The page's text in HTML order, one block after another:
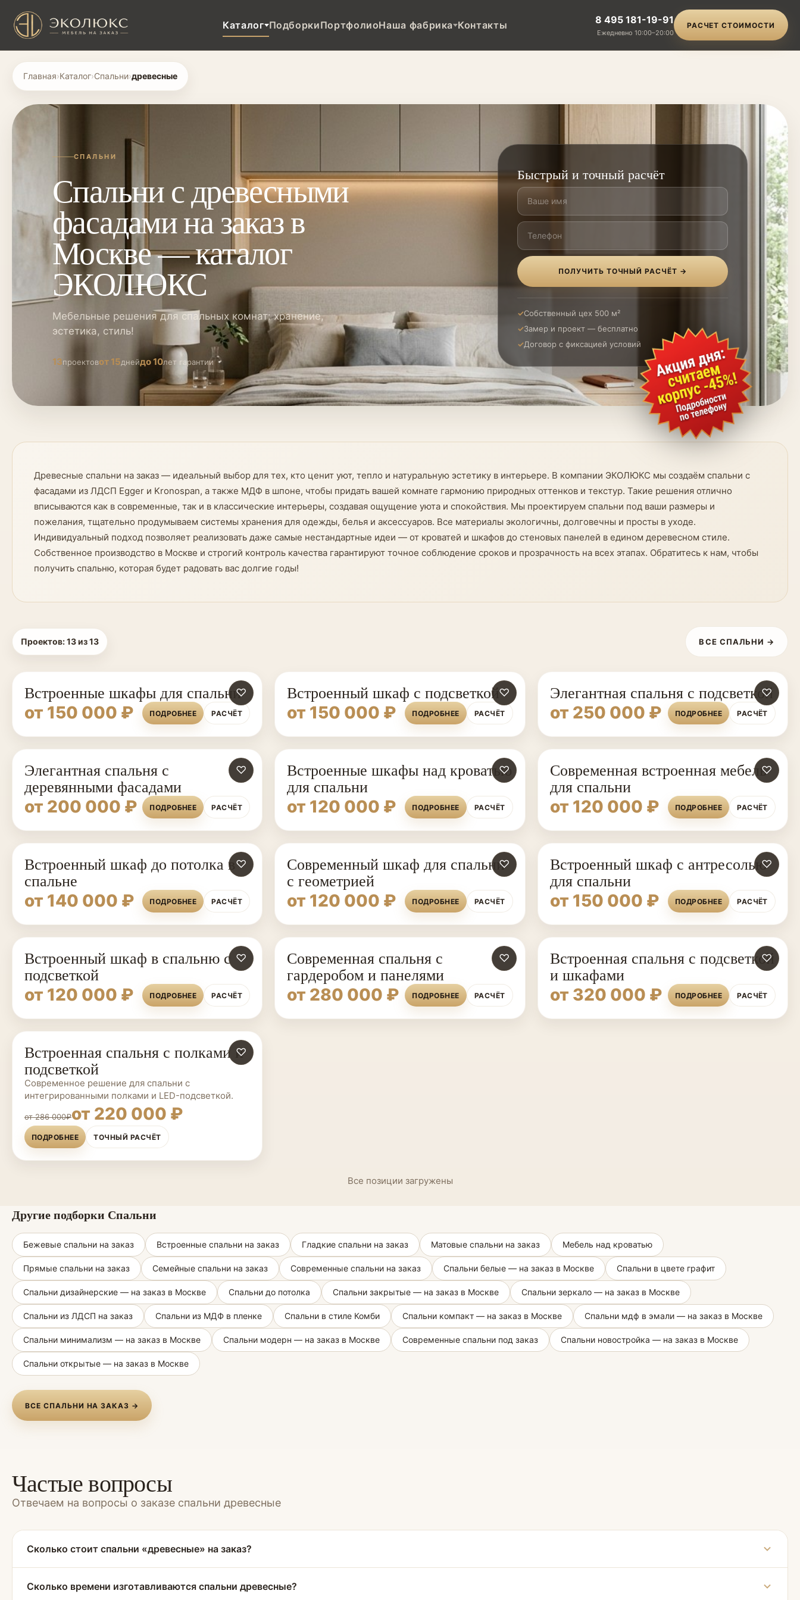
Каталог ПодборкиПортфолиоНаша фабрика Контакты 8 495 181-19-91
Ежедневно 10:00–20:00
РАСЧЕТ СТОИМОСТИ
Главная›Каталог›Спальни›древесные
СПАЛЬНИ
Спальни с древесными
фасадами на заказ в
Москве — каталог
ЭКОЛЮКС
Мебельные решения для спальных комнат: хранение,
эстетика, стиль!
13проектовот 15днейдо 10лет гарантии
Быстрый и точный расчёт
ПОЛУЧИТЬ ТОЧНЫЙ РАСЧЁТ →
Собственный цех 500 м²
Замер и проект — бесплатно
Договор с фиксацией условий
Древесные спальни на заказ — идеальный выбор для тех, кто ценит уют, тепло и натуральную эстетику в интерьере. В компании ЭКОЛЮКС мы создаём спальни с
фасадами из ЛДСП Egger и Kronospan, а также МДФ в шпоне, чтобы придать вашей комнате гармонию природных оттенков и текстур. Такие решения отлично
вписываются как в современные, так и в классические интерьеры, создавая ощущение уюта и спокойствия. Мы проектируем спальни под ваши размеры и
пожелания, тщательно продумываем системы хранения для одежды, белья и аксессуаров. Все материалы экологичны, долговечны и просты в уходе.
Индивидуальный подход позволяет реализовать даже самые нестандартные идеи — от кроватей и шкафов до стеновых панелей в едином деревесном стиле.
Собственное производство в Москве и строгий контроль качества гарантируют точное соблюдение сроков и прозрачность на всех этапах. Обратитесь к нам, чтобы
получить спальню, которая будет радовать вас долгие годы!
Проектов:13из13 ВСЕ СПАЛЬНИ →
♡
Встроенные шкафы для спальни
от 150 000 ₽
ПОДРОБНЕЕ РАСЧЁТ
♡
Встроенный шкаф с подсветкой
от 150 000 ₽
ПОДРОБНЕЕ РАСЧЁТ
♡
Элегантная спальня с подсветкой
от 250 000 ₽
ПОДРОБНЕЕ РАСЧЁТ
♡
Элегантная спальня с
деревянными фасадами
от 200 000 ₽
ПОДРОБНЕЕ РАСЧЁТ
♡
Встроенные шкафы над кроватью
для спальни
от 120 000 ₽
ПОДРОБНЕЕ РАСЧЁТ
♡
Современная встроенная мебель
для спальни
от 120 000 ₽
ПОДРОБНЕЕ РАСЧЁТ
♡
Встроенный шкаф до потолка в
спальне
от 140 000 ₽
ПОДРОБНЕЕ РАСЧЁТ
♡
Современный шкаф для спальни
с геометрией
от 120 000 ₽
ПОДРОБНЕЕ РАСЧЁТ
♡
Встроенный шкаф с антресолью
для спальни
от 150 000 ₽
ПОДРОБНЕЕ РАСЧЁТ
♡
Встроенный шкаф в спальню с
подсветкой
от 120 000 ₽
ПОДРОБНЕЕ РАСЧЁТ
♡
Современная спальня с
гардеробом и панелями
от 280 000 ₽
ПОДРОБНЕЕ РАСЧЁТ
♡
Встроенная спальня с подсветкой
и шкафами
от 320 000 ₽
ПОДРОБНЕЕ РАСЧЁТ
СПАЛЬНИ НА ЗАКАЗ ♡
Встроенная спальня с полками и
подсветкой
Современное решение для спальни с
интегрированными полками и LED-подсветкой.
от 286 000₽от 220 000 ₽
ПОДРОБНЕЕ ТОЧНЫЙ РАСЧЁТ
Все позиции загружены
Другие подборки Спальни
Бежевые спальни на заказ Встроенные спальни на заказ Гладкие спальни на заказ Матовые спальни на заказ Мебель над кроватью
Прямые спальни на заказ Семейные спальни на заказ Современные спальни на заказ Спальни белые — на заказ в Москве Спальни в цвете графит
Спальни дизайнерские — на заказ в Москве Спальни до потолка Спальни закрытые — на заказ в Москве Спальни зеркало — на заказ в Москве
Спальни из ЛДСП на заказ Спальни из МДФ в пленке Спальни в стиле Комби Спальни компакт — на заказ в Москве Спальни мдф в эмали — на заказ в Москве
Спальни минимализм — на заказ в Москве Спальни модерн — на заказ в Москве Современные спальни под заказ Спальни новостройка — на заказ в Москве
Спальни открытые — на заказ в Москве
ВСЕ СПАЛЬНИ НА ЗАКАЗ →
Частые вопросы
Отвечаем на вопросы о заказе спальни древесные
Сколько стоит спальни «древесные» на заказ?
Сколько времени изготавливаются спальни древесные?